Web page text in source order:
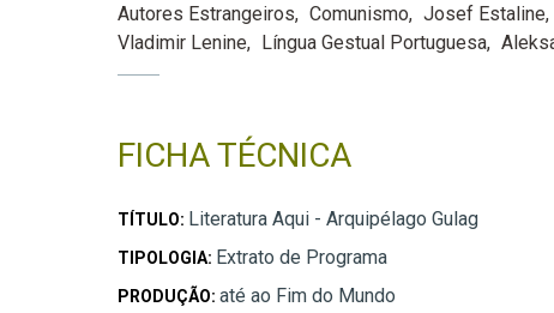
Autores Estrangeiros Comunismo Josef Estaline
Vladimir Lenine
Língua Gestual Portuguesa
FICHA TÉCNICA
TÍTULO: Literatura Aqui - Arquipélago Gulag
TIPOLOGIA: Extrato de Programa
PRODUÇÃO: até ao Fim do Mundo